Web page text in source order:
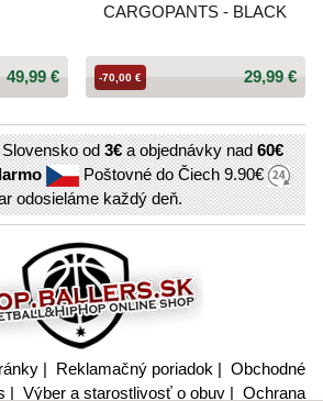
49,99 €
CARGOPANTS - BLACK
29,99 €
-70,00 €
od3€a objednávky nad60€
Poštovné do Čiech9.90€
odosieláme každý deň.
| Reklamačný poriadok | Obchodné
| Výber a starostlivosť o obuv | Ochrana